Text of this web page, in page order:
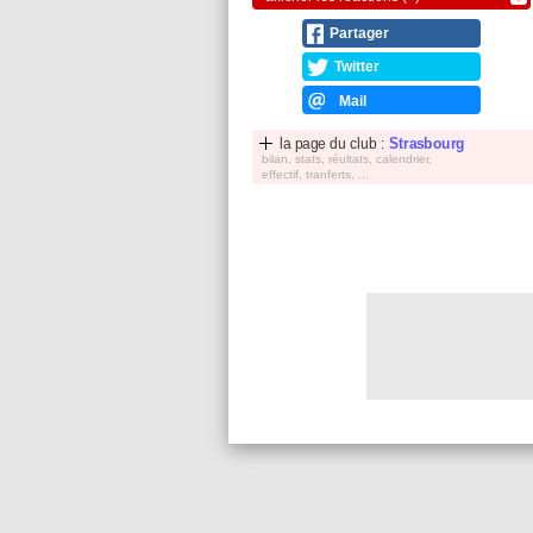
Partager
Twitter
Mail
la page du club : Strasbourg
bilan, stats, réultats, calendrier,
effectif, tranferts, ...